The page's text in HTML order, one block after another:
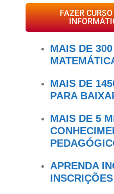
FAZER
MAIS DE
MAIS DE
PARA
MAIS DE 5
APRENDA